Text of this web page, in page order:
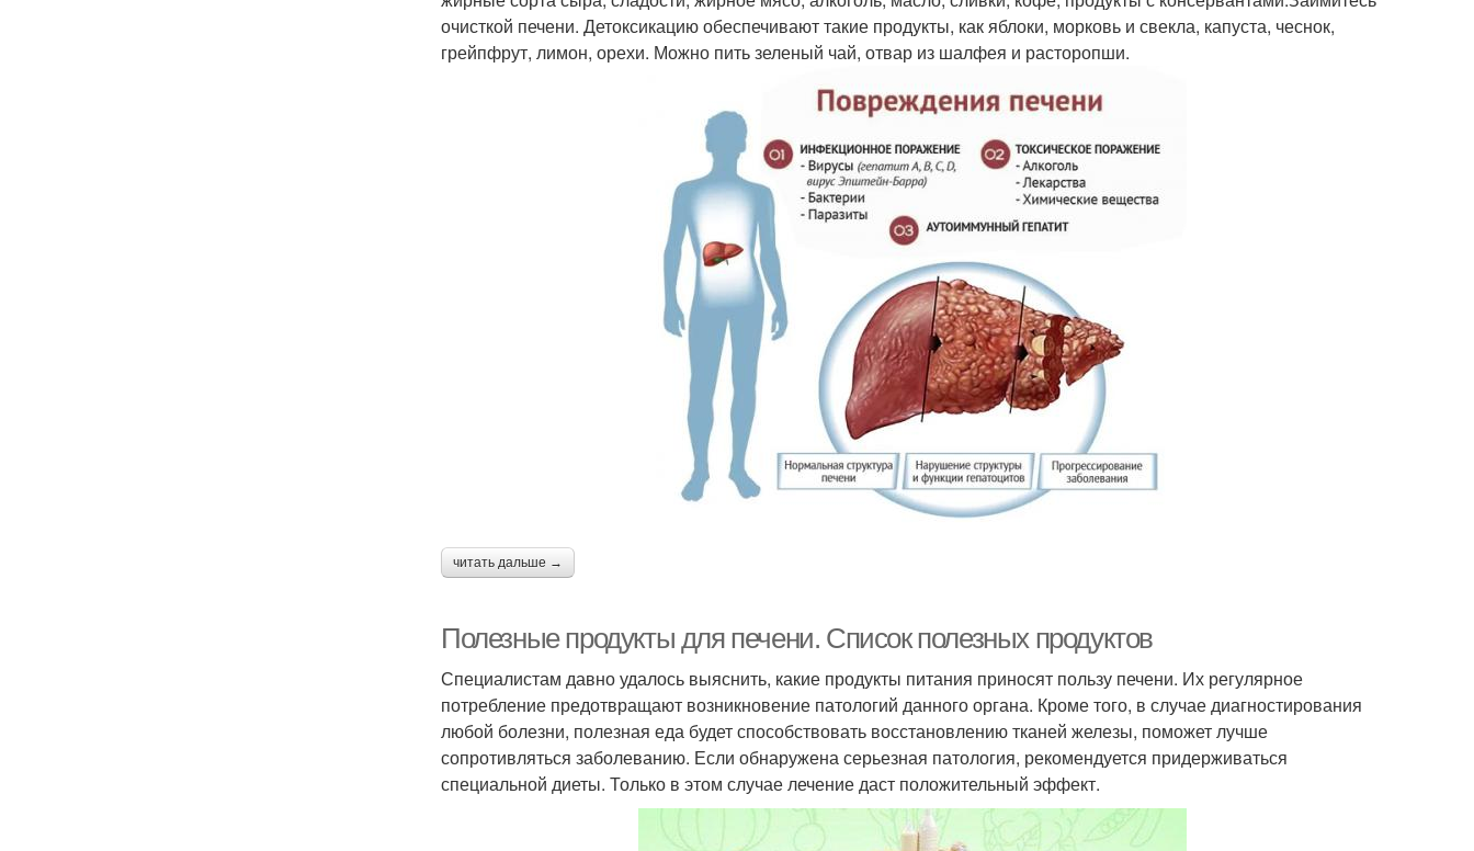
очисткой печени. Детоксикацию обеспечивают такие продукты, как яблоки, морковь и свекла, капуста, чеснок,
грейпфрут, лимон, орехи. Можно пить зеленый чай, отвар из шалфея и расторопши.
читать дальше →
Полезные продукты для печени. Список полезных продуктов
Специалистам давно удалось выяснить, какие продукты питания приносят пользу печени. Их регулярное
потребление предотвращают возникновение патологий данного органа. Кроме того, в случае диагностирования
любой болезни, полезная еда будет способствовать восстановлению тканей железы, поможет лучше
сопротивляться заболеванию. Если обнаружена серьезная патология, рекомендуется придерживаться
специальной диеты. Только в этом случае лечение даст положительный эффект.